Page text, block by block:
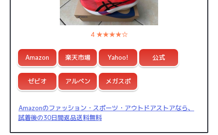
4 ★★★★☆
Amazon 楽天市場 Yahoo! 公式
ゼビオ アルペン メガスポ
Amazonのファッション・スポーツ・アウトドアストアなら、
試着後の30日間返品送料無料